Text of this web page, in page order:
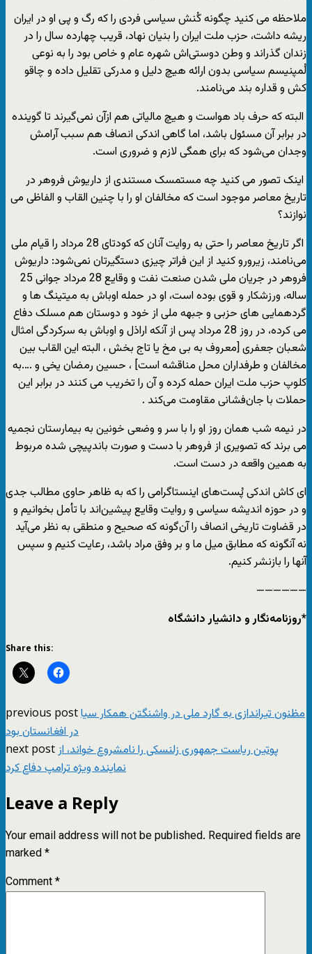
ملاحظه می کنید چگونه کُنش سیاسی فردی را که رگ و پی او در ایران
ریشه داشت، حزب ملت ایران را بنیان نهاد، قریب چهارده سال را در
زندان گذراند و وطن دوستی‌اش شهره عام و خاص بود را به نوعی
لُمپنیسم سیاسی بدون ارائه هیچ دلیل و مدرکی تقلیل داده و چاقو
کش و قداره بند می‌نامند.
البته که حرف باد هواست و هیچ مالیاتی هم ازآن نمی‌گیرند تا گوینده
در برابر آن مسئول باشد، اما گاهی اندکی انصاف هم سبب آرامش
وجدان می‌شود که برای همگی لازم و ضروری است.
اینک تصور می کنید چه مستمسک مستندی از داریوش فروهر در
تاریخ معاصر موجود است که مخالفان او را با چنین القاب و الفاظی می
نوازند؟
اگر تاریخ معاصر را حتی به روایت آنان که کودتای 28 مرداد را قیام ملی
می‌نامند، زیرورو کنید از این فراتر چیزی دستگیرتان نمی‌شود: داریوش
فروهر در جریان ملی شدن صنعت نفت و وقایع 28 مرداد جوانی 25
ساله، ورزشکار و قوی بوده است، او در حمله اوباش به میتینگ ها و
گردهمایی های حزبی و جبهه ملی از خود و دوستان هم مسلک دفاع
می کرده، در روز 28 مرداد پس از آنکه اراذل و اوباش به سرکردگی امثال
شعبان جعفری [معروف به بی مخ یا تاج بخش ، البته این القاب بین
مخالفان و طرفداران محل مناقشه است] ، حسین رمضان یخی و ….به
کلوپ حزب ملت ایران حمله کرده و آن را تخریب می کنند در برابر این
حملات با جان‌فشانی مقاومت می‌کند .
در نیمه شب همان روز او را با سر و وضعی خونین به بیمارستان نجمیه
می برند که تصویری از فروهر با دست و صورت باندپیچی شده مربوط
به همین واقعه در دست است.
ای کاش اندکی پُست‌های اینستاگرامی را که به ظاهر حاوی مطالب جدی
و در حوزه اندیشه سیاسی و روایت وقایع پیشین‌اند با تأمل بخوانیم و
در قضاوت تاریخی انصاف را آن‌گونه که صحیح و منطقی به نظر می‌آید
نه آنگونه که مطابق میل ما و بر وفق مراد باشد، رعایت کنیم و سپس
آنها را بازنشر کنیم.
——————
*روزنامه‌نگار و دانشیار دانشگاه
Share this:
previous postمظنون تیراندازی به گارد ملی در واشنگتن همکار سیا
در افغانستان بود
next post پوتین ریاست جمهوری زلنسکی را نامشروع خواند، از
نماینده ویژه ترامپ دفاع کرد
Leave a Reply
Your email address will not be published. Required fields are
marked*
Comment*